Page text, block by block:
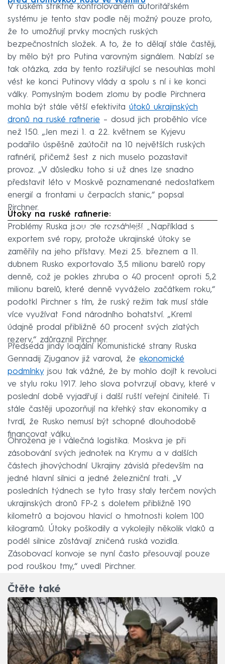
V ruském striktně kontrolovaném autoritářském
systému je tento stav podle něj možný pouze proto,
že to umožňují prvky mocných ruských
bezpečnostních složek. A to, že to dělají stále častěji,
by mělo být pro Putina varovným signálem. Nabízí se
tak otázka, zda by tento rozšiřující se nesouhlas mohl
vést ke konci Putinovy vlády a spolu s ní i ke konci
války. Pomyslným bodem zlomu by podle Pirchnera
mohla být stále větší efektivita útoků ukrajinských
dronů na ruské rafinerie – dosud jich proběhlo více
než 150. „Jen mezi 1. a 22. květnem se Kyjevu
podařilo úspěšně zaútočit na 10 největších ruských
rafinérií, přičemž šest z nich muselo pozastavit
provoz. „V důsledku toho si už dnes lze snadno
představit léto v Moskvě poznamenané nedostatkem
energií a frontami u čerpacích stanic,“ popsal
Pirchner.
Útoky na ruské rafinerie:
Failed to fetch
Problémy Ruska jsou ale rozsáhlejší. „Například s
exportem své ropy, protože ukrajinské útoky se
zaměřily na jeho přístavy. Mezi 25. březnem a 11.
dubnem Rusko exportovalo 3,5 milionu barelů ropy
denně, což je pokles zhruba o 40 procent oproti 5,2
milionu barelů, které denně vyváželo začátkem roku,“
podotkl Pirchner s tím, že ruský režim tak musí stále
více využívat Fond národního bohatství. „Kreml
údajně prodal přibližně 60 procent svých zlatých
rezerv,“ zdůraznil Pirchner.
Předseda jindy loajální Komunistické strany Ruska
Gennadij Zjuganov již varoval, že ekonomické
podmínkyjsou tak vážné, že by mohlo dojít k revoluci
ve stylu roku 1917. Jeho slova potvrzují obavy, které v
poslední době vyjadřují i další ruští veřejní činitelé. Ti
stále častěji upozorňují na křehký stav ekonomiky a
tvrdí, že Rusko nemusí být schopné dlouhodobě
financovat válku.
Ohrožena je i válečná logistika. Moskva je při
zásobování svých jednotek na Krymu a v dalších
částech jihovýchodní Ukrajiny závislá především na
jedné hlavní silnici a jedné železniční trati. „V
posledních týdnech se tyto trasy staly terčem nových
ukrajinských dronů FP-2 s doletem přibližně 190
kilometrů a bojovou hlavicí o hmotnosti kolem 100
kilogramů. Útoky poškodily a vykolejily několik vlaků a
podél silnice zůstávají zničená ruská vozidla.
Zásobovací konvoje se nyní často přesouvají pouze
pod rouškou tmy,“ uvedl Pirchner.
Čtěte také